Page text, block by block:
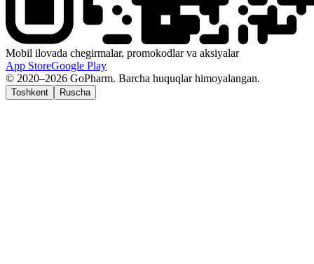
Mobil ilovada chegirmalar, promokodlar va aksiyalar
App StoreGoogle Play
© 2020–2026 GoPharm. Barcha huquqlar himoyalangan.
Toshkent Ruscha